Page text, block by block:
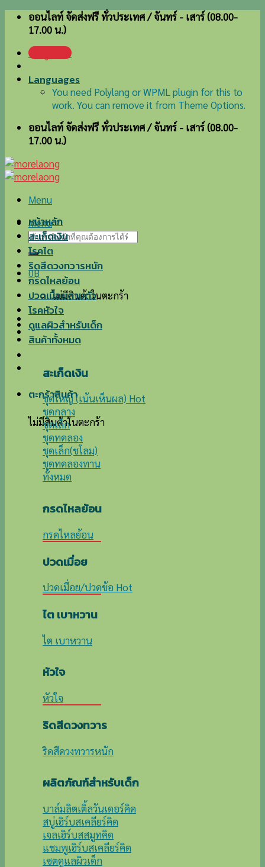
Skip ออนไลท์ จัดส่งฟรี ทั่วประเทศ / จันทร์ - เสาร์ (08.00-
17.00 น.)
เข้าสู่ระบบ
Languages
You need Polylang or WPML plugin for this to
work. You can remove it from Theme Options.
ออนไลท์ จัดส่งฟรี ทั่วประเทศ / จันทร์ - เสาร์ (08.00-
17.00 น.)
Menu
Menu
ค้นหา:
0฿
ไม่มีสินค้าในตะกร้า
ตะกร้าสินค้า
ไม่มีสินค้าในตะกร้า
หน้าหลัก
สะเก็ดเงิน
โรคไต
ริดสีดวงทวารหนัก
กรดไหลย้อน
ปวดเมื่อยตามตัว
โรคหัวใจ
ดูแลผิวสำหรับเด็ก
สินค้าทั้งหมด
สะเก็ดเงิน
ชุดใหญ่ (เน้นเห็นผล)
ชุดกลาง
ชุดเล็ก
ชุดทดลอง
ชุดเล็ก(ชโลม)
ชุดทดลองทาน
ทั้งหมด
กรดไหลย้อน
กรดไหลย้อน
ปวดเมื่อย
ปวดเมื่อย/ปวดข้อ
ไต เบาหวาน
ไต เบาหวาน
หัวใจ
หัวใจ
ริดสีดวงทวาร
ริดสีดวงทวารหนัก
ผลิตภัณฑ์สำหรับเด็ก
บาล์มลิตเติ้ลวันเดอร์คิด
สบู่เฮิร์บสเคลียร์คิด
เจลเฮิร์บสสมูทคิด
แชมพูเฮิร์บสเคลียร์คิด
เซตดูแลผิวเด็ก